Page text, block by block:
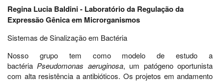
Regina Lucia Baldini - Laboratório da Regulação da
Expressão Gênica em Microrganismos
Sistemas de Sinalização em Bactéria
Nosso grupo tem como modelo de estudo a
bactéria Pseudomonas aeruginosa, um patógeno oportunista
com alta resistência a antibióticos. Os projetos em andamento